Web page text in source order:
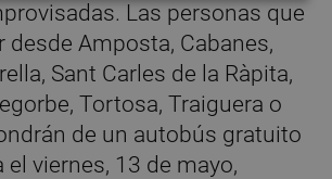
Las personas que
desde Amposta, Cabanes,
Sant Carles de la Ràpita,
Tortosa, Traiguera o
de un autobús gratuito
el viernes, 13 de mayo,